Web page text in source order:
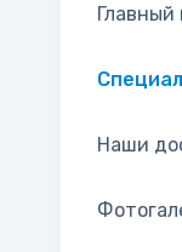
Главный
Наши